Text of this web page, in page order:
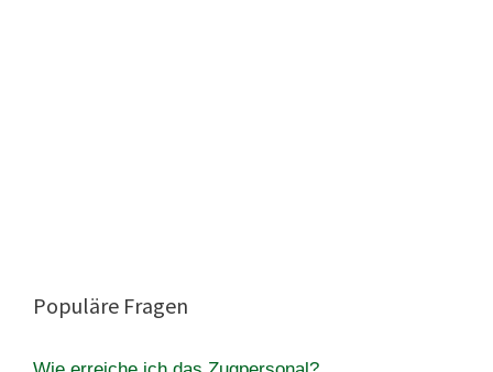
Populäre Fragen